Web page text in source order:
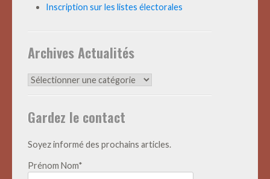
Inscription sur les listes électorales
Archives Actualités
Archives
Gardez le contact
Soyez informé des prochains articles.
Prénom Nom*